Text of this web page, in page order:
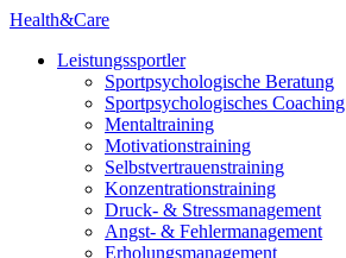
Health&Care
Leistungssportler
Sportpsychologische Beratung
Sportpsychologisches Coaching
Mentaltraining
Motivationstraining
Selbstvertrauenstraining
Konzentrationstraining
Druck- & Stressmanagement
Angst- & Fehlermanagement
Erholungsmanagement